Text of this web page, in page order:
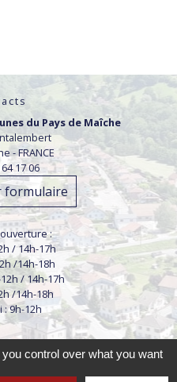
du Pays de Maîche
- FRANCE
17 06
formulaire
:
/ 14h-17h
/14h-18h
/ 14h-17h
/14h-18h
9h-12h
control over what you want